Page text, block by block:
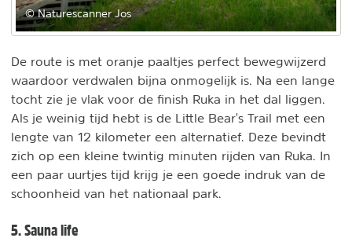
© Naturescanner Jos
De route is met oranje paaltjes perfect bewegwijzerd
waardoor verdwalen bijna onmogelijk is. Na een lange
tocht zie je vlak voor de finish Ruka in het dal liggen.
Als je weinig tijd hebt is de Little Bear's Trail met een
lengte van 12 kilometer een alternatief. Deze bevindt
zich op een kleine twintig minuten rijden van Ruka. In
een paar uurtjes tijd krijg je een goede indruk van de
schoonheid van het nationaal park.
5. Sauna life